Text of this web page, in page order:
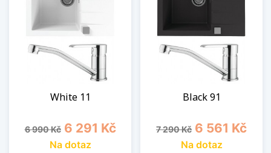
White 11
Běžná cena
6 990 Kč Cena
6 291 Kč
Na dotaz
Black 91
Běžná cena
7 290 Kč Cena
6 561 Kč
Na dotaz